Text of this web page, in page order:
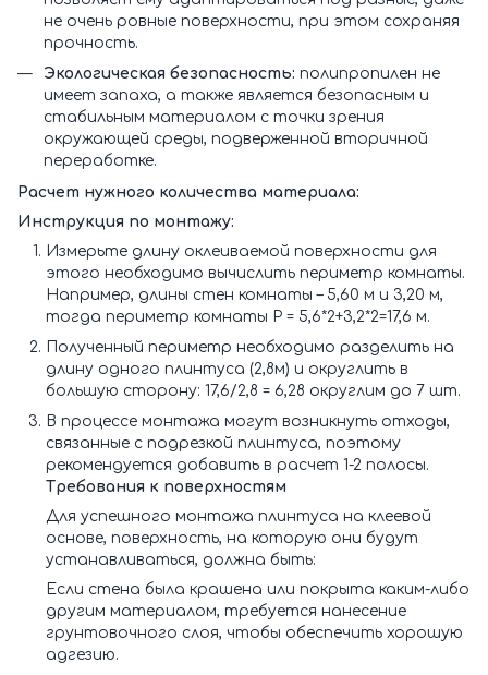
не очень ровные поверхности, при этом сохраняя
прочность.
Экологическая безопасность: полипропилен не
имеет запаха, а также является безопасным и
стабильным материалом с точки зрения
окружающей среды, подверженной вторичной
переработке.
Расчет нужного количества материала:
Инструкция по монтажу:
Измерьте длину оклеиваемой поверхности для
этого необходимо вычислить периметр комнаты.
Например, длины стен комнаты – 5,60 м и 3,20 м,
тогда периметр комнаты Р = 5,6*2+3,2*2=17,6 м.
Полученный периметр необходимо разделить на
длину одного плинтуса (2,8м) и округлить в
большую сторону: 17,6/2,8 = 6,28 округлим до 7 шт.
В процессе монтажа могут возникнуть отходы,
связанные с подрезкой плинтуса, поэтому
рекомендуется добавить в расчет 1-2 полосы.
Требования к поверхностям
Для успешного монтажа плинтуса на клеевой
основе, поверхность, на которую они будут
устанавливаться, должна быть:
Если стена была крашена или покрыта каким-либо
другим материалом, требуется нанесение
грунтовочного слоя, чтобы обеспечить хорошую
адгезию.